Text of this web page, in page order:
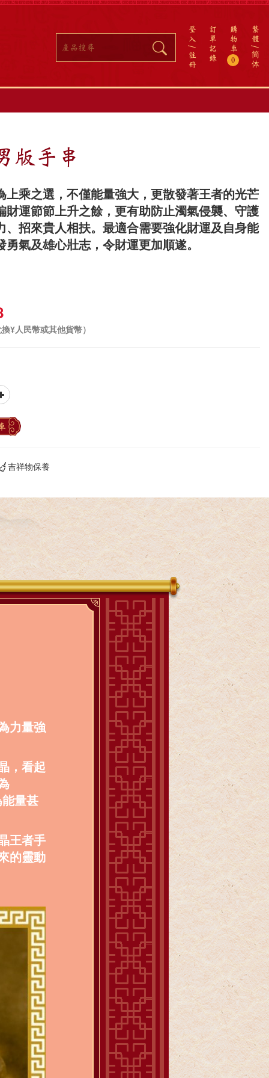
繁
體
简
体
購
物
車
0
訂
單
記
錄
登
入
註
冊
版手串
上乘之選，不僅能量強大，更散發著王者的光芒
財運節節上升之餘，更有助防止濁氣侵襲、守護
、招來貴人相扶。最適合需要強化財運及自身能
氣及雄心壯志，令財運更加順遂。
¥人民幣或其他貨幣）
吉祥物保養
力量強
，看起
量甚
王者手
的靈動